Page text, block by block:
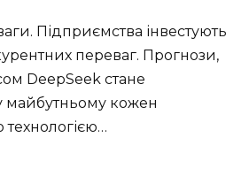
Підприємства інвестують
переваг. Прогнози,
DeepSeek стане
майбутньому кожен